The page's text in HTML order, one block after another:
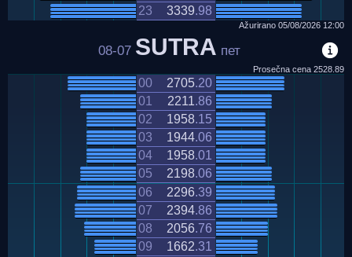
23
3339.98
Ažurirano 05/08/2026 12:00
08-07 SUTRA пет
Prosečna cena 2528.89
00 2705.20
01
2211.86
02
1958.15
03
1944.06
04
1958.01
05
2198.06
06
2296.39
07
2394.86
08
2056.76
09
1662.31